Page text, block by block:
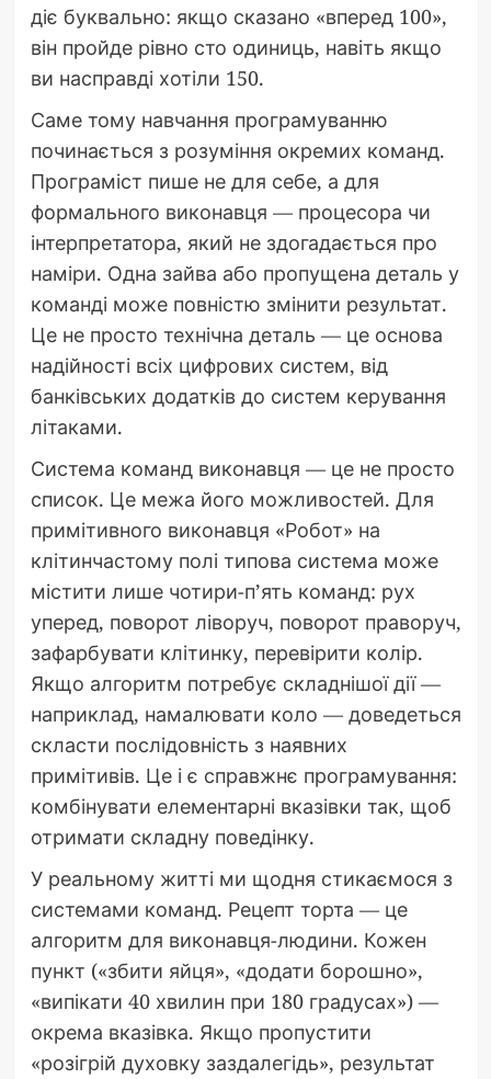
діє буквально: якщо сказано «вперед 100»,
він пройде рівно сто одиниць, навіть якщо
ви насправді хотіли 150.
Саме тому навчання програмуванню
починається з розуміння окремих команд.
Програміст пише не для себе, а для
формального виконавця — процесора чи
інтерпретатора, який не здогадається про
наміри. Одна зайва або пропущена деталь у
команді може повністю змінити результат.
Це не просто технічна деталь — це основа
надійності всіх цифрових систем, від
банківських додатків до систем керування
літаками.
Система команд виконавця — це не просто
список. Це межа його можливостей. Для
примітивного виконавця «Робот» на
клітинчастому полі типова система може
містити лише чотири-п’ять команд: рух
уперед, поворот ліворуч, поворот праворуч,
зафарбувати клітинку, перевірити колір.
Якщо алгоритм потребує складнішої дії —
наприклад, намалювати коло — доведеться
скласти послідовність з наявних
примітивів. Це і є справжнє програмування:
комбінувати елементарні вказівки так, щоб
отримати складну поведінку.
У реальному житті ми щодня стикаємося з
системами команд. Рецепт торта — це
алгоритм для виконавця-людини. Кожен
пункт («збити яйця», «додати борошно»,
«випікати 40 хвилин при 180 градусах») —
окрема вказівка. Якщо пропустити
«розігрій духовку заздалегідь», результат